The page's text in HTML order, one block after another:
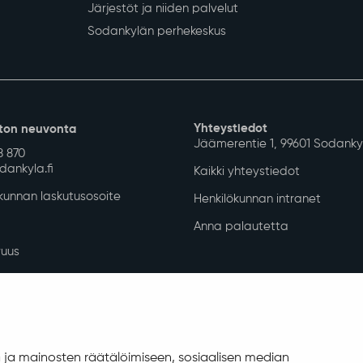
mainosten räätälöimiseen, sosiaalisen median
Järjestöt ja niiden palvelut
Sodankylän perhekeskus
neuvonta
870
laskutusosoite
Yhteystiedot
Jäämerentie 1, 99601
Kaikki yhteystiedot
Henkilökunnan intranet
Anna palautetta